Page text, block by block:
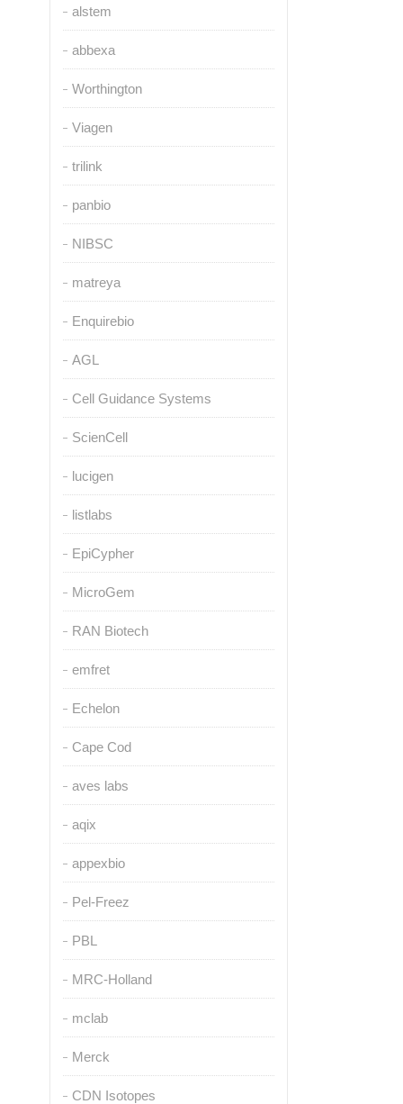
alstem
abbexa
Worthington
Viagen
trilink
panbio
NIBSC
matreya
Enquirebio
AGL
Cell Guidance Systems
ScienCell
lucigen
listlabs
EpiCypher
MicroGem
RAN Biotech
emfret
Echelon
Cape Cod
aves labs
aqix
appexbio
Pel-Freez
PBL
MRC-Holland
mclab
Merck
CDN Isotopes